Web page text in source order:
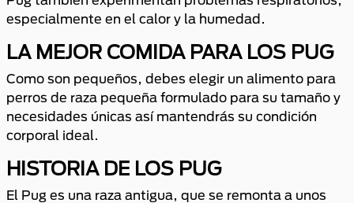
especialmente en el calor y la humedad.
LA MEJOR COMIDA PARA LOS PUG
Como son pequeños, debes elegir un alimento para
perros de raza pequeña formulado para su tamaño y
necesidades únicas así mantendrás su condición
corporal ideal.
HISTORIA DE LOS PUG
El Pug es una raza antigua, que se remonta a unos